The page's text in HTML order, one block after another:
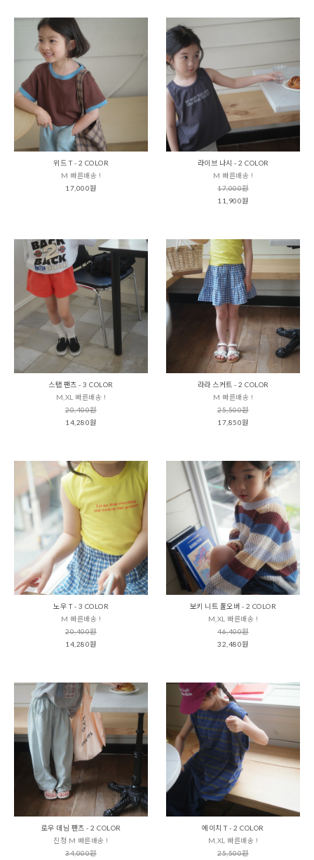
위드 T - 2 COLOR
M 빠른배송 !
17,000원
라이브 나시 - 2 COLOR
M 빠른배송 !
17,000원
11,900원
스탭 팬츠 - 3 COLOR
M,XL 빠른배송 !
20,400원
14,280원
라라 스커트 - 2 COLOR
M 빠른배송 !
25,500원
17,850원
노우 T - 3 COLOR
M 빠른배송 !
20,400원
14,280원
보키 니트 풀오버 - 2 COLOR
M,XL 빠른배송 !
46,400원
32,480원
로우 데님 팬츠 - 2 COLOR
진청 M 빠른배송 !
34,000원
에이치 T - 2 COLOR
M,XL 빠른배송 !
25,500원